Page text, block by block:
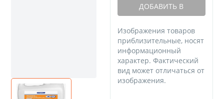
ДОБАВИТЬ В
Изображения товаров
приблизительные, носят
информационный
характер. Фактический
вид может отличаться от
изображения.